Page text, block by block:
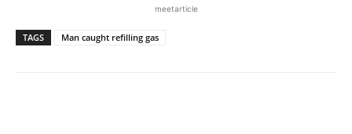
meetarticle
TAGS Man caught refilling gas